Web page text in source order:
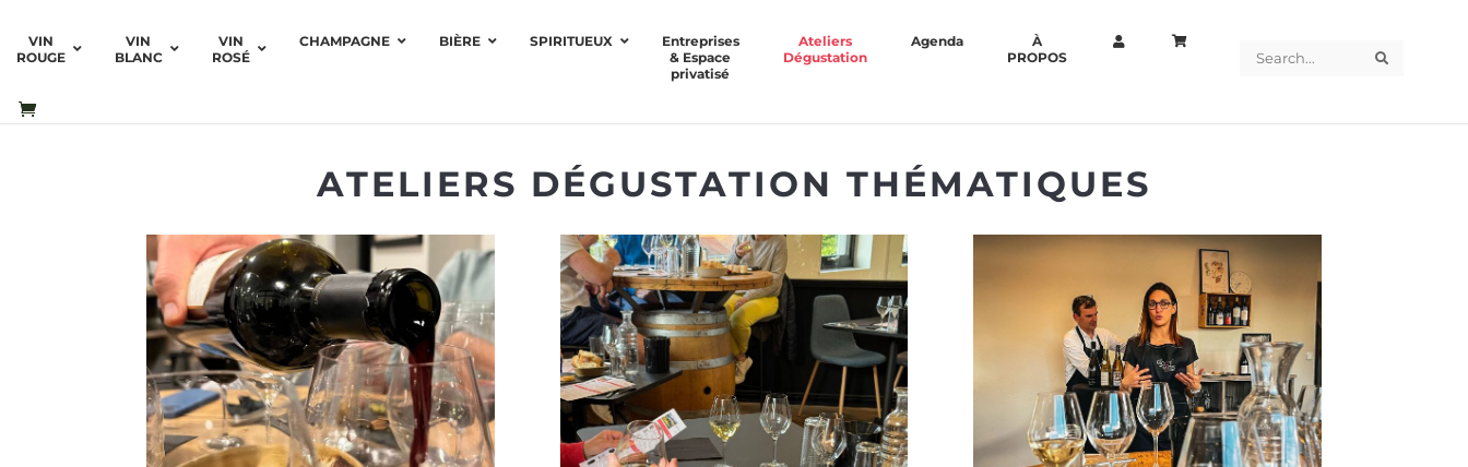
VIN
ROUGE
VIN
BLANC
VIN
ROSÉ
CHAMPAGNE BIÈRE SPIRITUEUX
Entreprises
& Espace
privatisé
Ateliers
Dégustation
Agenda
À
PROPOS
ATELIERS DÉGUSTATION THÉMATIQUES